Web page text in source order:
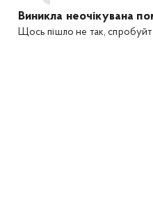
Виникла неочікувана
Щось пішло не так,